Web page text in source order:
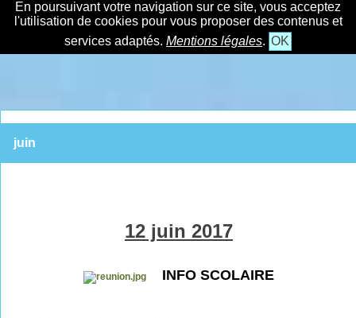
En poursuivant votre navigation sur ce site, vous acceptez
l'utilisation de cookies pour vous proposer des contenus et
services adaptés. Mentions légales. OK
juin
12 juin 2017
INFO SCOLAIRE